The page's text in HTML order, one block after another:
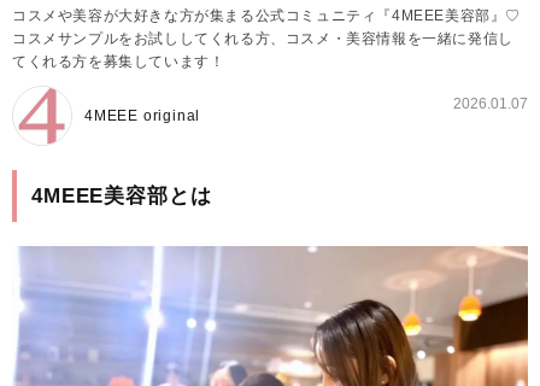
コスメや美容が大好きな方が集まる公式コミュニティ『4MEEE美容部』♡
コスメサンプルをお試ししてくれる方、コスメ・美容情報を一緒に発信し
てくれる方を募集しています！
4MEEE original
2026.01.07
4MEEE美容部とは